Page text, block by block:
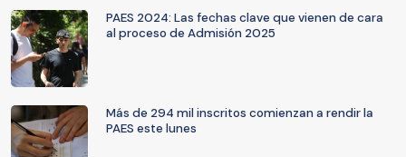
PAES 2024: Las fechas clave que vienen de cara
al proceso de Admisión 2025
Más de 294 mil inscritos comienzan a rendir la
PAES este lunes